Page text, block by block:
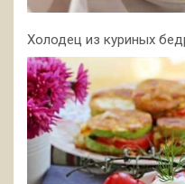
Холодец из куриных